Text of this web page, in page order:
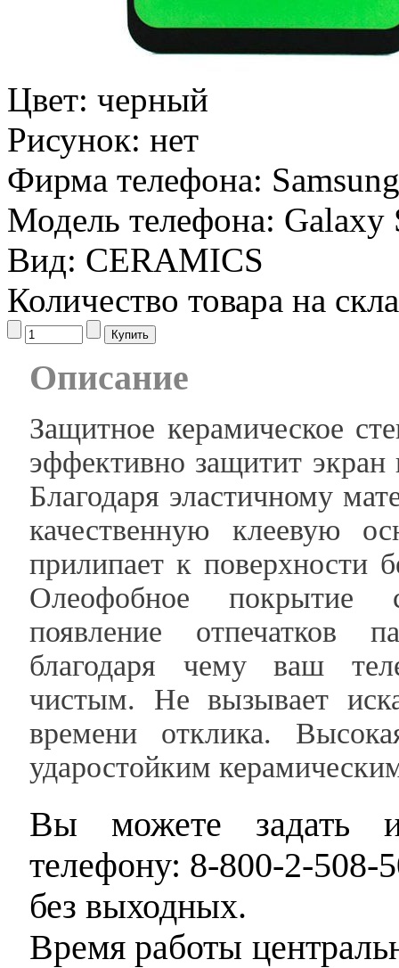
Цвет: черный
Рисунок: нет
Фирма телефона: Samsung
Модель телефона: Galaxy
Вид: CERAMICS
Количество товара на
Описание
Защитное керамическое
эффективно защитит
Благодаря эластичному
качественную клеевую
прилипает к поверхности
Олеофобное покрытие
появление отпечатков
благодаря чему ваш
чистым. Не вызывает
времени отклика.
ударостойким
Вы можете задать
телефону: 8-800-2-508-
без выходных.
Время работы